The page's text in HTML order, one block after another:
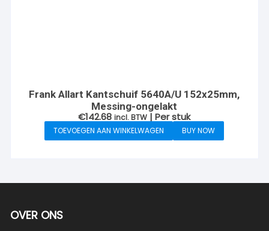
Frank Allart Kantschuif 5640A/U 152x25mm,
Messing-ongelakt
€142.68 incl. BTW | Per stuk
TOEVOEGEN AAN WINKELWAGEN BUY NOW
OVER ONS